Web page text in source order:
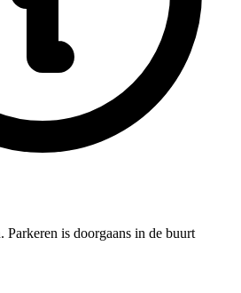
Parkeren is doorgaans in de buurt